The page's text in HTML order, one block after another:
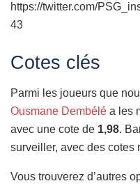
https://twitter.com/
43
Cotes clés
Parmi les joueurs que
Ousmane Dembélé a les
avec une cote de 1,98.
surveiller, avec des cotes
Vous trouverez d’autres